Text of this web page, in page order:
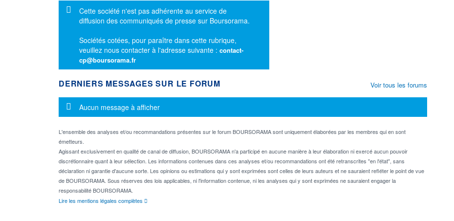
Message d'information
Cette société n'est pas adhérente au service de
diffusion des communiqués de presse sur Boursorama.
Sociétés cotées, pour paraître dans cette rubrique,
veuillez nous contacter à l'adresse suivante : contact-
cp@boursorama.fr
DERNIERS MESSAGES SUR LE FORUM
Message d'information
Aucun message à afficher
L'ensemble des analyses et/ou recommandations présentes sur le forum BOURSORAMA sont uniquement élaborées par les membres qui en sont
émetteurs.
Agissant exclusivement en qualité de canal de diffusion, BOURSORAMA n'a participé en aucune manière à leur élaboration ni exercé aucun pouvoir
discrétionnaire quant à leur sélection. Les informations contenues dans ces analyses et/ou recommandations ont été retranscrites "en l'état", sans
déclaration ni garantie d'aucune sorte. Les opinions ou estimations qui y sont exprimées sont celles de leurs auteurs et ne sauraient refléter le point de vue
de BOURSORAMA. Sous réserves des lois applicables, ni l'information contenue, ni les analyses qui y sont exprimées ne sauraient engager la
responsabilité BOURSORAMA.
Lire les mentions légales complètes
Voir tous les forums